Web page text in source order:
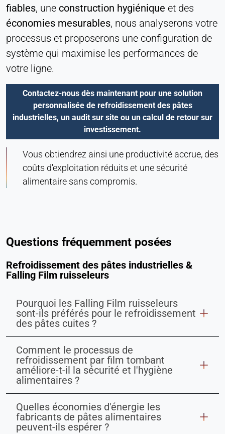
fiables, une construction hygiénique et des
économies mesurables, nous analyserons votre
processus et proposerons une configuration de
système qui maximise les performances de
votre ligne.
Contactez-nous dès maintenant pour une solution
personnalisée de refroidissement des pâtes
industrielles, un audit sur site ou un calcul de retour sur
investissement.
Vous obtiendrez ainsi une productivité accrue, des
coûts d'exploitation réduits et une sécurité
alimentaire sans compromis.
Questions fréquemment posées
Refroidissement des pâtes industrielles &
Falling Film ruisseleurs
Pourquoi les Falling Film ruisseleurs
sont-ils préférés pour le refroidissement
des pâtes cuites ?
Comment le processus de
refroidissement par film tombant
améliore-t-il la sécurité et l'hygiène
alimentaires ?
Quelles économies d'énergie les
fabricants de pâtes alimentaires
peuvent-ils espérer ?